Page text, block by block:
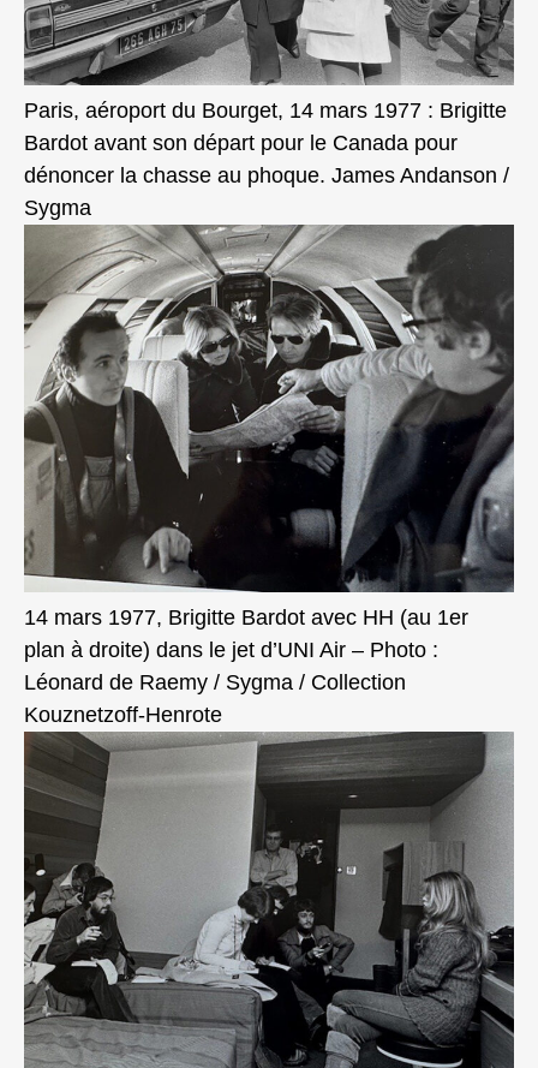
Paris, aéroport du Bourget, 14 mars 1977 : Brigitte
Bardot avant son départ pour le Canada pour
dénoncer la chasse au phoque. James Andanson /
Sygma
14 mars 1977, Brigitte Bardot avec HH (au 1er
plan à droite) dans le jet d’UNI Air – Photo :
Léonard de Raemy / Sygma / Collection
Kouznetzoff-Henrote